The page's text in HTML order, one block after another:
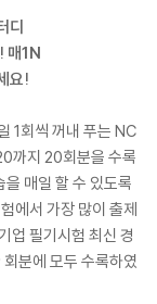
디
매1N
요!
1회씩 꺼내 푸는 NC
까지 20회분을 수록
매일 할 수 있도록
에서 가장 많이 출제
업 필기시험 최신 경
분에 모두 수록하였